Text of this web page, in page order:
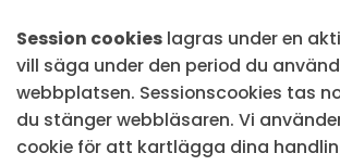
Session cookies lagras under en
vill säga under den period du
webbplatsen. Sessionscookies tas
du stänger webbläsaren. Vi
cookie för att kartlägga dina